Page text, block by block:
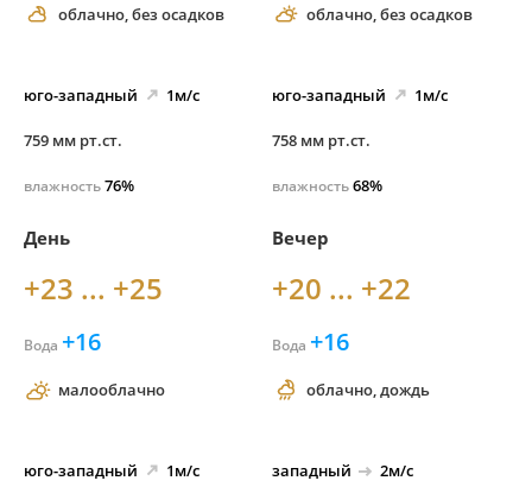
облачно, без осадков
юго-западный 1м/с
759 мм рт.ст.
влажность76%
облачно, без осадков
юго-западный 1м/с
758 мм рт.ст.
влажность68%
День
+23 ... +25
Вода +16
малооблачно
юго-западный 1м/с
Вечер
+20 ... +22
Вода +16
облачно, дождь
западный 2м/с